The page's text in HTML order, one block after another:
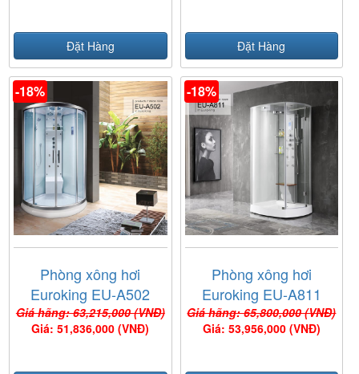
Đặt Hàng Đặt Hàng
-18%
Phòng xông hơi
Euroking EU-A502
Giá hãng: 63,215,000 (VNĐ)
Giá: 51,836,000 (VNĐ)
-18%
Phòng xông hơi
Euroking EU-A811
Giá hãng: 65,800,000 (VNĐ)
Giá: 53,956,000 (VNĐ)